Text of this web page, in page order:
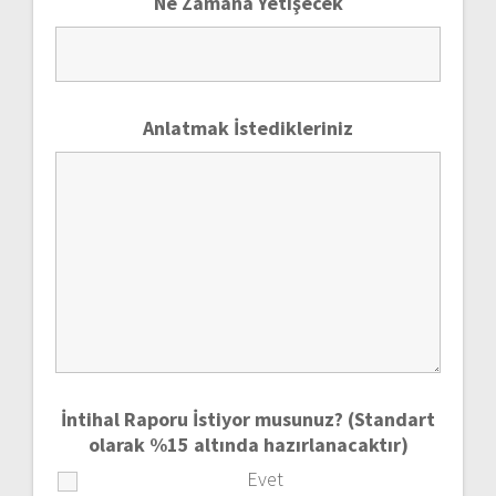
Anlatmak İstedikleriniz
İntihal Raporu İstiyor musunuz? (Standart
olarak %15 altında hazırlanacaktır)
Evet